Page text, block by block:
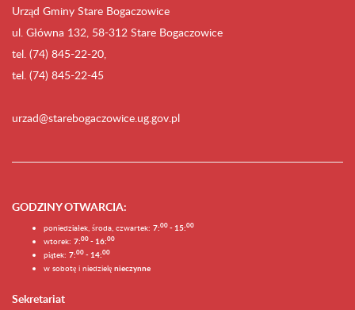
Urząd Gminy Stare Bogaczowice
ul. Główna 132, 58-312 Stare Bogaczowice
tel. (74) 845-22-20,
tel. (74) 845-22-45
urzad@starebogaczowice.ug.gov.pl
GODZINY OTWARCIA:
poniedziałek, środa, czwartek: 7:00 - 15:00
wtorek: 7:00 - 16:00
piątek: 7:00 - 14:00
w sobotę i niedzielę nieczynne
Sekretariat